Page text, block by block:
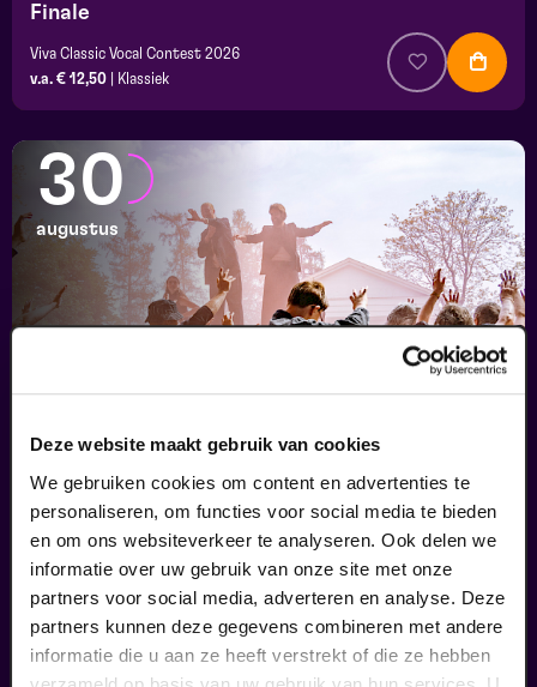
Deze website maakt gebruik van cookies
We gebruiken cookies om content en advertenties te
personaliseren, om functies voor social media te bieden
en om ons websiteverkeer te analyseren. Ook delen we
informatie over uw gebruik van onze site met onze
partners voor social media, adverteren en analyse. Deze
partners kunnen deze gegevens combineren met andere
informatie die u aan ze heeft verstrekt of die ze hebben
Finale
Viva Classic Vocal Contest 2026
v.a. € 12,50
Klassiek
30
augustus
Passiespelen Tegelen
Kruisig mij
v.a. € 37 |Muziektheater
04